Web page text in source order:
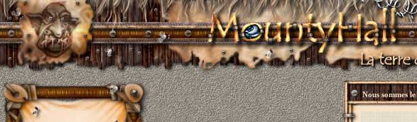
Nous sommes le